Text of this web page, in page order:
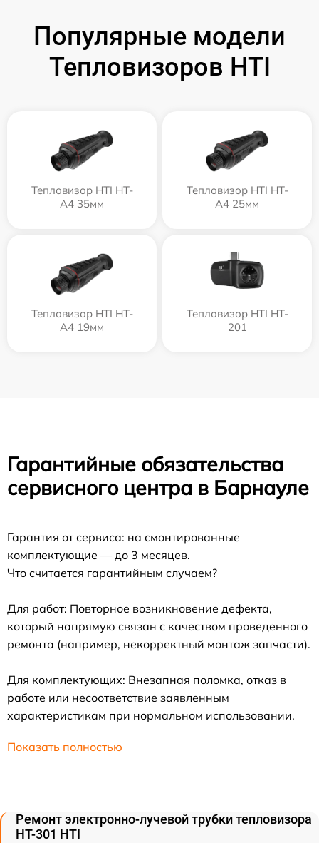
Популярные модели
Тепловизоров HTI
Тепловизор HTI HT-
A4 35мм
Тепловизор HTI HT-
A4 25мм
Тепловизор HTI HT-
A4 19мм
Тепловизор HTI HT-
201
Гарантийные обязательства
сервисного центра в Барнауле
Гарантия от сервиса: на смонтированные
комплектующие — до 3 месяцев.
Что считается гарантийным случаем?
Для работ: Повторное возникновение дефекта,
который напрямую связан с качеством проведенного
ремонта (например, некорректный монтаж запчасти).
Для комплектующих: Внезапная поломка, отказ в
работе или несоответствие заявленным
характеристикам при нормальном использовании.
Показать полностью
Ремонт электронно-лучевой трубки тепловизора
HT-301 HTI